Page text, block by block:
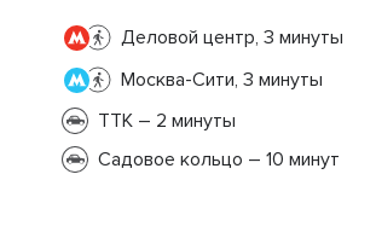
Деловой центр, 3 минуты
Москва-Сити, 3 минуты
ТТК – 2 минуты
Садовое кольцо – 10 минут